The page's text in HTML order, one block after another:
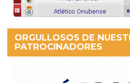
ORGULLOSOS DE
PATROCINADORES